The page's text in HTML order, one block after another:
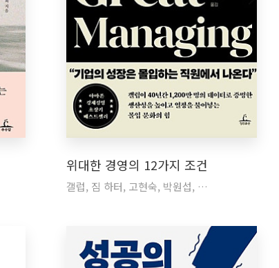
위대한 경영의 12가지 조건
갤럽, 짐 하터, 고현숙, 박원섭, …